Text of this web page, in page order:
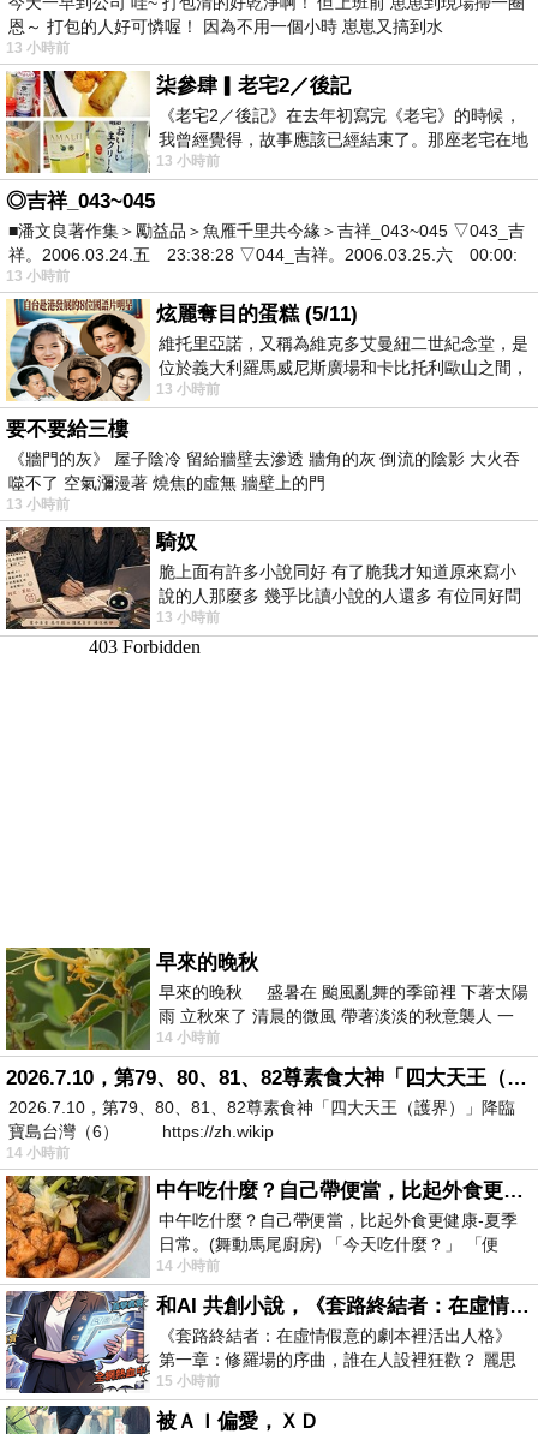
恩～ 打包的人好可憐喔！ 因為不用一個小時 崽崽又搞到水
13 小時前
柒參肆▎老宅2／後記
《老宅2／後記》在去年初寫完《老宅》的時候，
我曾經覺得，故事應該已經結束了。那座老宅在地
震中倒塌，七個人終於離開那片黑暗，
13 小時前
◎吉祥_043~045
■潘文良著作集＞勵益品＞魚雁千里共今緣＞吉祥_043~045 ▽043_吉
祥。2006.03.24.五 23:38:28 ▽044_吉祥。2006.03.25.六 00:00:
13 小時前
炫麗奪目的蛋糕 (5/11)
維托里亞諾，又稱為維克多艾曼紐二世紀念堂，是
位於義大利羅馬威尼斯廣場和卡比托利歐山之間，
用以紀念統一義大利統一後的的第一位國
13 小時前
要不要給三樓
《牆門的灰》 屋子陰冷 留給牆壁去滲透 牆角的灰 倒流的陰影 大火吞
噬不了 空氣瀰漫著 燒焦的虛無 牆壁上的門
13 小時前
騎奴
脆上面有許多小說同好 有了脆我才知道原來寫小
說的人那麼多 幾乎比讀小說的人還多 有位同好問
了一個問題 她說為什麼高中文學獎的
13 小時前
早來的晚秋
早來的晚秋 盛暑在 颱風亂舞的季節裡 下著太陽
雨 立秋來了 清晨的微風 帶著淡淡的秋意襲人 一
下子 又被赤
14 小時前
2026.7.10，第79、80、81、82尊素食大神「四大天王（護界）」降臨寶島台灣（6）
2026.7.10，第79、80、81、82尊素食神「四大天王（護界）」降臨
寶島台灣（6） https://zh.wikip
14 小時前
中午吃什麼？自己帶便當，比起外食更健康-夏季日常。(舞動馬尾廚房)
中午吃什麼？自己帶便當，比起外食更健康-夏季
日常。(舞動馬尾廚房) 「今天吃什麼？」 「便
當？麵？還是炒飯？」 每天都在選擇
14 小時前
和AI 共創小說，《套路終結者：在虛情假意的劇本裡活出人格》
《套路終結者：在虛情假意的劇本裡活出人格》
第一章：修羅場的序曲，誰在人設裡狂歡？ 麗思
卡爾頓酒店的總統套房內，燈光昏
15 小時前
被ＡＩ偏愛，ＸＤ